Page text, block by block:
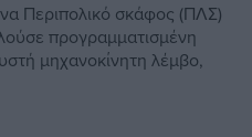
Περιπολικό σκάφος (ΠΛΣ)
προγραμματισμένη
μηχανοκίνητη λέμβο,